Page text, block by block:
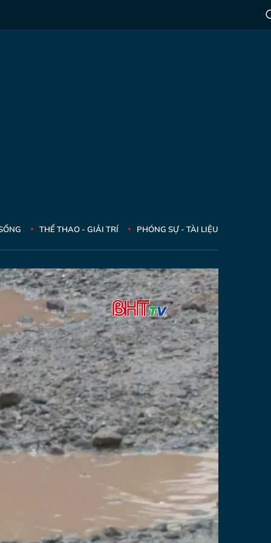
THỂ THAO - GIẢI TRÍ PHÓNG SỰ - TÀI LIỆU